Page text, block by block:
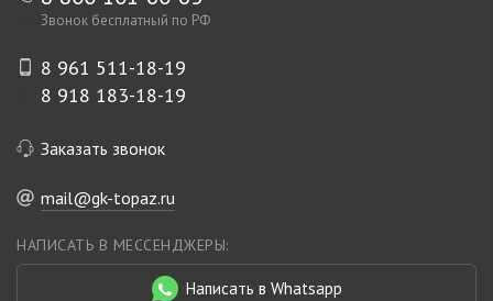
Звонок бесплатный по РФ
8 961 511-18-19
8 918 183-18-19
Заказать звонок
mail@gk-topaz.ru
НАПИСАТЬ В МЕССЕНДЖЕРЫ:
Написать в Whatsapp